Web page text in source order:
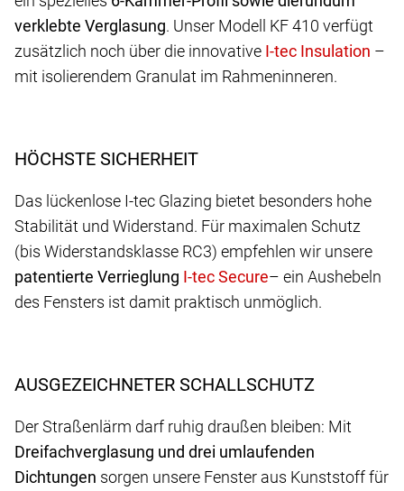
verklebte Verglasung. Unser Modell KF 410 verfügt
zusätzlich noch über die innovative
–
mit isolierendem Granulat im Rahmeninneren.
HÖCHSTE SICHERHEIT
Das lückenlose I-tec Glazing bietet besonders hohe
Stabilität und Widerstand. Für maximalen Schutz
(bis Widerstandsklasse RC3) empfehlen wir unsere
patentierte Verrieglung
– ein Aushebeln
des Fensters ist damit praktisch unmöglich.
AUSGEZEICHNETER SCHALLSCHUTZ
Der Straßenlärm darf ruhig draußen bleiben: Mit
Dreifachverglasung und drei umlaufenden
Dichtungen sorgen unsere Fenster aus Kunststoff für